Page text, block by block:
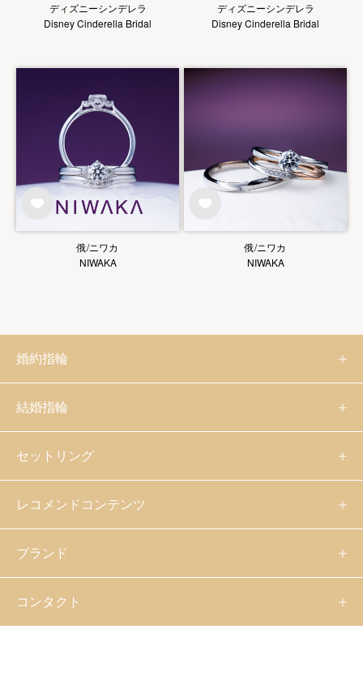
ディズニーシンデレラ
Disney Cinderella Bridal
ディズニーシンデレラ
Disney Cinderella Bridal
俄/ニワカ
NIWAKA
俄/ニワカ
NIWAKA
婚約指輪
結婚指輪
セットリング
レコメンドコンテンツ
ブランド
コンタクト